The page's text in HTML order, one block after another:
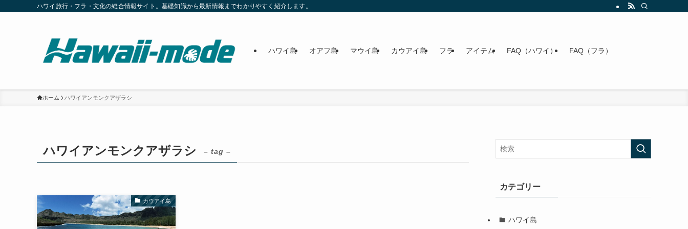
ハワイ旅行・フラ・文化の総合情報サイト。基礎知識から最新情報までわかりやすく紹介します。
ハワイ島 オアフ島 マウイ島 カウアイ島 フラ アイテム FAQ（ハワイ） FAQ（フラ）
ホーム ハワイアンモンクアザラシ
ハワイアンモンクアザラシ – tag –
カウアイ島
カテゴリー
ハワイ島